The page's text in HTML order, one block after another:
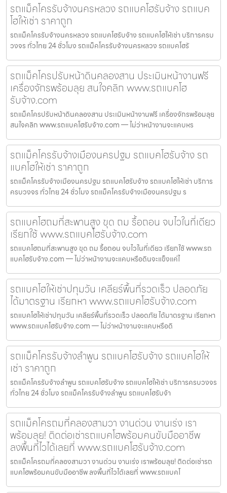
รถแม็คโครรับจ้างนครหลวง รถแบคโฮรับจ้าง รถแบค
โฮให้เช่า ราคาถูก
รถแม็คโครรับจ้างนครหลวง รถแบคโฮรับจ้าง รถแบคโฮให้เช่า บริการครบ
วงจร ทั่วไทย 24 ชั่วโมง รถแม็คโครรับจ้างนครหลวง รถแบคโฮรั
รถแม็คโครปรับหน้าดินคลองสาน ประเมินหน้างานฟรี
เครื่องจักรพร้อมลุย สนใจคลิก www.รถแบคโฮ
รับจ้าง.com
รถแม็คโครปรับหน้าดินคลองสาน ประเมินหน้างานฟรี เครื่องจักรพร้อมลุย
สนใจคลิก www.รถแบคโฮรับจ้าง.com — ไม่ว่าหน้างานจะแคบหร
รถแม็คโครรับจ้างเมืองนครปฐม รถแบคโฮรับจ้าง รถ
แบคโฮให้เช่า ราคาถูก
รถแม็คโครรับจ้างเมืองนครปฐม รถแบคโฮรับจ้าง รถแบคโฮให้เช่า บริการ
ครบวงจร ทั่วไทย 24 ชั่วโมง รถแม็คโครรับจ้างเมืองนครปฐม ร
รถแบคโฮถมที่สะพานสูง ขุด ถม รื้อถอน จบไวในที่เดียว
เรียกใช้ www.รถแบคโฮรับจ้าง.com
รถแบคโฮถมที่สะพานสูง ขุด ถม รื้อถอน จบไวในที่เดียว เรียกใช้ www.รถ
แบคโฮรับจ้าง.com — ไม่ว่าหน้างานจะแคบหรือดินจะแข็งแค่ไ
รถแบคโฮให้เช่าปทุมวัน เคลียร์พื้นที่รวดเร็ว ปลอดภัย
ได้มาตรฐาน เรียกหา www.รถแบคโฮรับจ้าง.com
รถแบคโฮให้เช่าปทุมวัน เคลียร์พื้นที่รวดเร็ว ปลอดภัย ได้มาตรฐาน เรียกหา
www.รถแบคโฮรับจ้าง.com — ไม่ว่าหน้างานจะแคบหรือดิ
รถแม็คโครรับจ้างลำพูน รถแบคโฮรับจ้าง รถแบคโฮให้
เช่า ราคาถูก
รถแม็คโครรับจ้างลำพูน รถแบคโฮรับจ้าง รถแบคโฮให้เช่า บริการครบวงจร
ทั่วไทย 24 ชั่วโมง รถแม็คโครรับจ้างลำพูน รถแบคโฮรับจ้า
รถแม็คโครถมที่คลองสามวา งานด่วน งานเร่ง เรา
พร้อมลุย! ติดต่อเช่ารถแบคโฮพร้อมคนขับมืออาชีพ
ลงพื้นที่ไวได้เลยที่ www.รถแบคโฮรับจ้าง.com
รถแม็คโครถมที่คลองสามวา งานด่วน งานเร่ง เราพร้อมลุย! ติดต่อเช่ารถ
แบคโฮพร้อมคนขับมืออาชีพ ลงพื้นที่ไวได้เลยที่ www.รถแบคโ